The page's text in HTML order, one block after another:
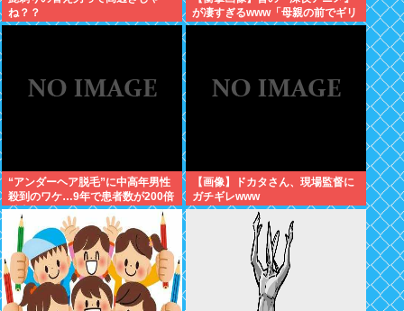
ね？？
が凄すぎるwww「母親の前でギリ
ギリ見れる深夜アニメ」がこち
“アンダーヘア脱毛”に中高年男性
殺到のワケ…9年で患者数が200倍
以上
【画像】ドカタさん、現場監督に
ガチギレwww